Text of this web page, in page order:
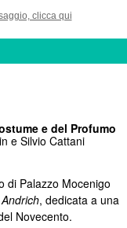
clicca qui
e del Profumo
e Silvio Cattani
di Palazzo Mocenigo
, dedicata a una
Novecento.